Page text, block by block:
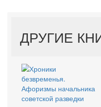
ДРУГИЕ